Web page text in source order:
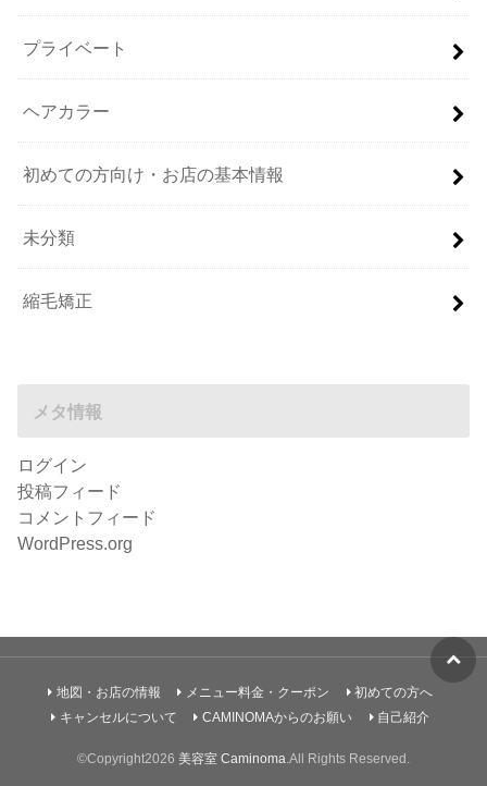
プライベート
ヘアカラー
初めての方向け・お店の基本情報
未分類
縮毛矯正
メタ情報
ログイン
投稿フィード
コメントフィード
WordPress.org
地図・お店の情報 メニュー料金・クーポン
初めての方へ
キャンセルについて
CAMINOMAからのお願い 自己紹介
©Copyright2026 美容室 Caminoma .All Rights Reserved.